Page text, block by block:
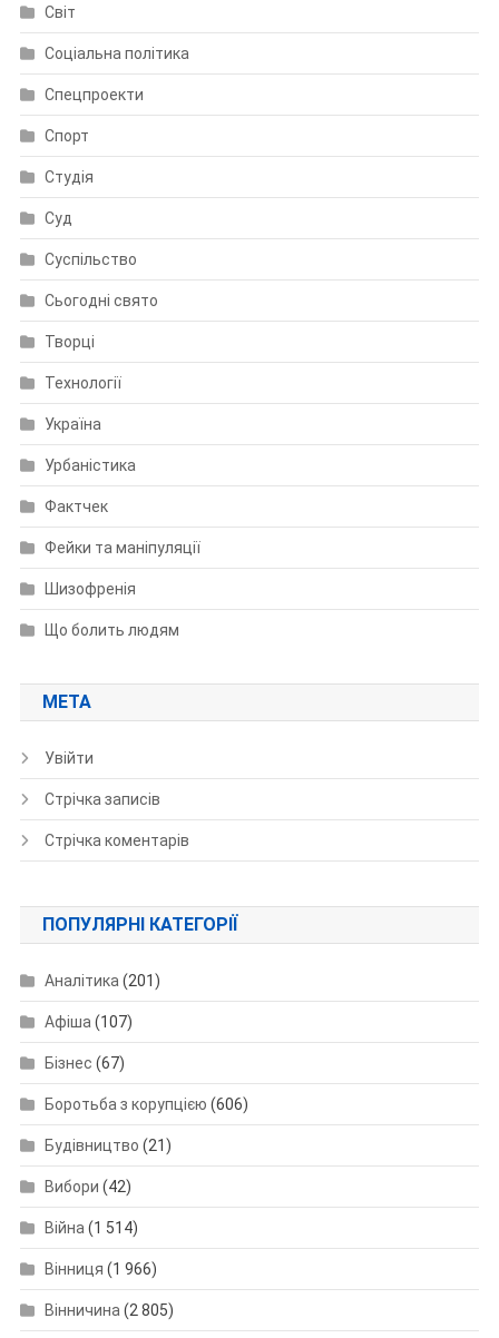
Світ
Соціальна політика
Спецпроекти
Спорт
Студія
Суд
Суспільство
Сьогодні свято
Творці
Технології
Україна
Урбаністика
Фактчек
Фейки та маніпуляції
Шизофренія
Що болить людям
МЕТА
Увійти
Стрічка записів
Стрічка коментарів
ПОПУЛЯРНІ КАТЕГОРІЇ
Аналітика(201)
Афіша(107)
Бізнес (67)
Боротьба з корупцією (606)
Будівництво (21)
Вибори (42)
Війна(1 514)
Вінниця (1 966)
Вінничина(2 805)